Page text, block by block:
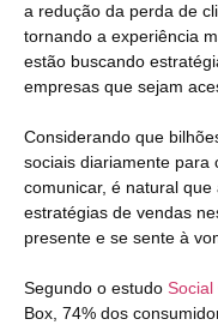
a redução da perda de
tornando a experiência
estão buscando
empresas que sejam
Considerando que
sociais diariamente para
comunicar, é natural
estratégias de vendas
presente e se sente à
Segundo o estudo Social
Box, 74% dos